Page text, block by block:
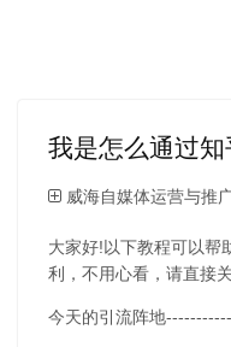
我是怎么通过
威海自媒体运营与推
大家好!以下教程可以帮
利，不用心看，请直接关
今天的引流阵地